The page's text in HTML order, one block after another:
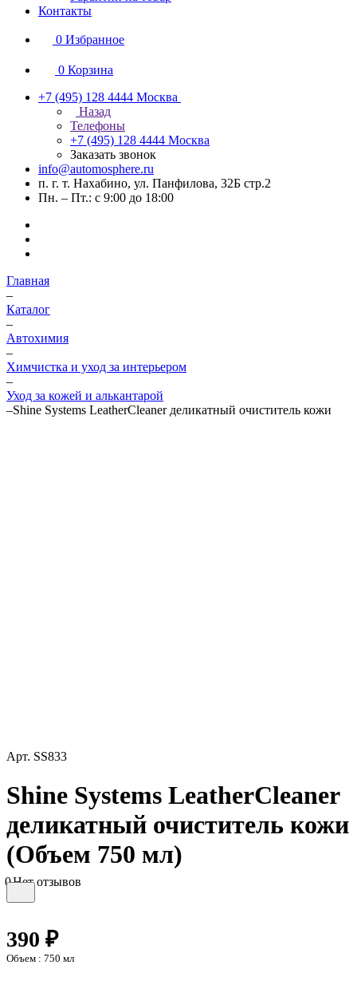
Контакты
0 Избранное
0 Корзина
+7 (495) 128 4444 Москва
Назад
Телефоны
+7 (495) 128 4444 Москва
Заказать звонок
info@automosphere.ru
п. г. т. Нахабино, ул. Панфилова, 32Б стр.2
Пн. – Пт.: с 9:00 до 18:00
Главная
–
Каталог
–
Автохимия
–
Химчистка и уход за интерьером
–
Уход за кожей и алькантарой
–Shine Systems LeatherCleaner деликатный очиститель кожи
Арт. SS833
Shine Systems LeatherCleaner
деликатный очиститель кожи
(Объем 750 мл)
0Нет отзывов
390 ₽
Объем : 750 мл